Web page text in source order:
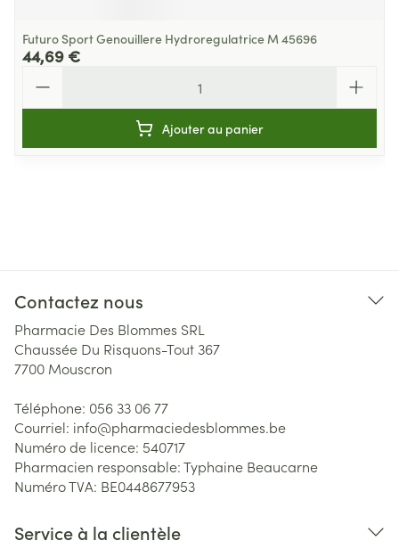
Futuro Sport Genouillere Hydroregulatrice M 45696
44,69 €
Ajouter au panier
Contactez nous
Pharmacie Des Blommes SRL
Chaussée Du Risquons-Tout 367
7700 Mouscron
Téléphone: 056 33 06 77
Courriel: info@pharmaciedesblommes.be
Numéro de licence: 540717
Pharmacien responsable:Typhaine Beaucarne
Numéro TVA: BE0448677953
Service à la clientèle